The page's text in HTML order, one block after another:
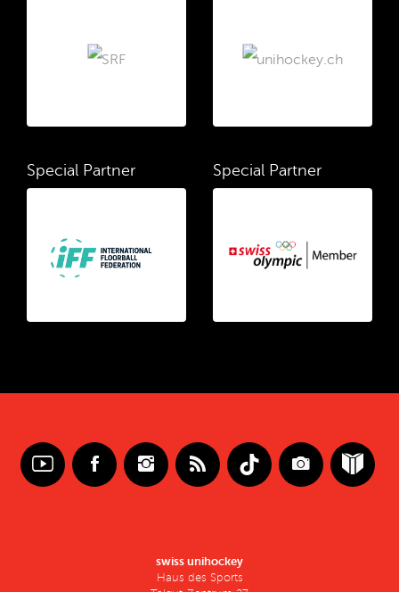
Special Partner Special Partner
swiss unihockey
Haus des Sports